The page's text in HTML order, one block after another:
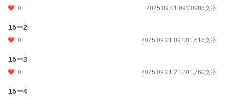
10 2025.09.01 09:00986文字
15ー2
10 2025.09.01 09:001,616文字
15ー3
10 2025.09.01 21:201,760文字
15ー4